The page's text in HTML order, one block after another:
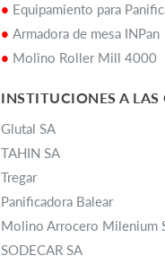
• Equipamiento para
• Armadora de mesa INPan
• Molino Roller Mill 4000
INSTITUCIONES A LAS
Glutal SA
TAHIN SA
Tregar
Panificadora Balear
Molino Arrocero Milenium
SODECAR SA